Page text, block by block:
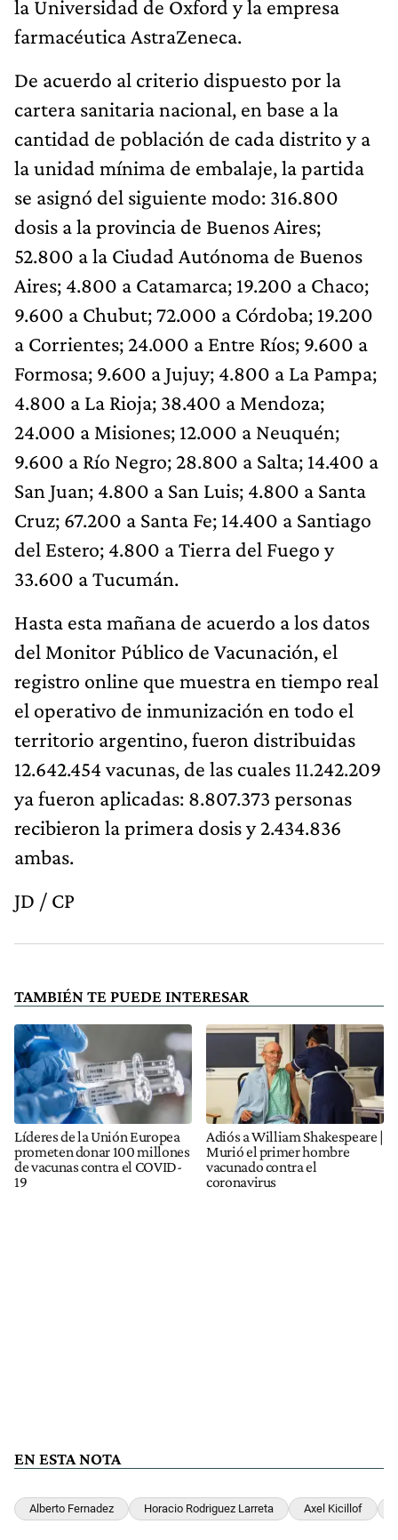
la Universidad de Oxford y la empresa
farmacéutica AstraZeneca.
De acuerdo al criterio dispuesto por la
cartera sanitaria nacional, en base a la
cantidad de población de cada distrito y a
la unidad mínima de embalaje, la partida
se asignó del siguiente modo: 316.800
dosis a la provincia de Buenos Aires;
52.800 a la Ciudad Autónoma de Buenos
Aires; 4.800 a Catamarca; 19.200 a Chaco;
9.600 a Chubut; 72.000 a Córdoba; 19.200
a Corrientes; 24.000 a Entre Ríos; 9.600 a
Formosa; 9.600 a Jujuy; 4.800 a La Pampa;
4.800 a La Rioja; 38.400 a Mendoza;
24.000 a Misiones; 12.000 a Neuquén;
9.600 a Río Negro; 28.800 a Salta; 14.400 a
San Juan; 4.800 a San Luis; 4.800 a Santa
Cruz; 67.200 a Santa Fe; 14.400 a Santiago
del Estero; 4.800 a Tierra del Fuego y
33.600 a Tucumán.
Hasta esta mañana de acuerdo a los datos
del Monitor Público de Vacunación, el
registro online que muestra en tiempo real
el operativo de inmunización en todo el
territorio argentino, fueron distribuidas
12.642.454 vacunas, de las cuales 11.242.209
ya fueron aplicadas: 8.807.373 personas
recibieron la primera dosis y 2.434.836
ambas.
JD / CP
TAMBIÉN TE PUEDE INTERESAR
Líderes de la Unión Europea
prometen donar 100 millones
de vacunas contra el COVID-
19
Adiós a William Shakespeare |
Murió el primer hombre
vacunado contra el
coronavirus
EN ESTA NOTA
Alberto Fernadez Horacio Rodriguez Larreta Axel Kicillof